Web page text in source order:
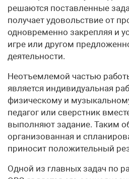
решаются поставленные
получает удовольствие от
одновременно закрепляя и
игре или другом
деятельности.
Неотъемлемой частью
является индивидуальная
физическому и
педагог или сверстник
выполняют задание. Таким
организованная и
приносит положительный
Одной из главных задач по